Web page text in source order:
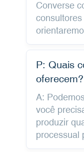
Converse
P: Quais
oferecem?
A:
você
produzir
processual